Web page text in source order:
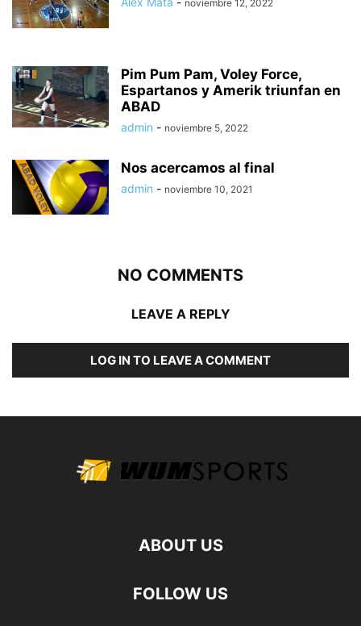
noviembre 12, 2022
Pim Pum Pam, Voley Force,
Espartanos y Amerik triunfan en
ABAD
admin - noviembre 5, 2022
Nos acercamos al final
admin - noviembre 10, 2021
NO COMMENTS
LEAVE A REPLY
LOG IN TO LEAVE A COMMENT
ABOUT US
FOLLOW US